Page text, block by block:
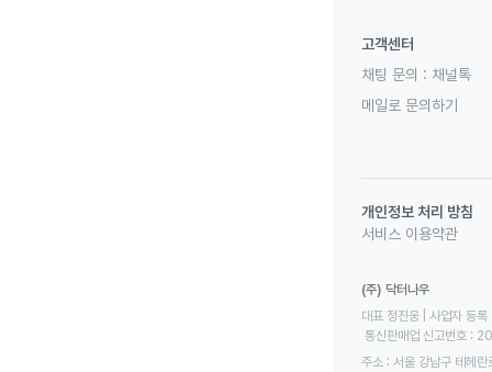
고객센터
채팅 문의 : 채널톡
메일로 문의하기
개인정보 처리 방침
서비스 이용약관
(주) 닥터나우
대표 정진웅 | 사업자
통신판매업 신고번호
주소 : 서울 강남구 테헤